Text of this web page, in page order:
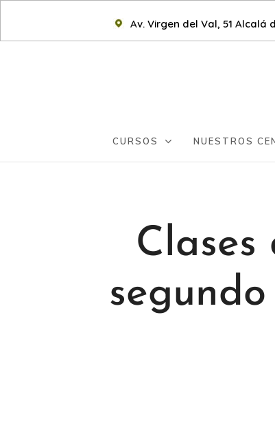
Av. Virgen del Val, 51 Alcalá
CURSOS NUESTROS